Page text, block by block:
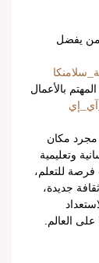
يفضل
بالأعمال
مكان
وتعليمية
للتعلم،
جديدة،
العالم.